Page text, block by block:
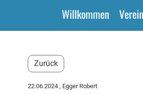
Willkommen Verein
Zurück
22.06.2024 , Egger Robert